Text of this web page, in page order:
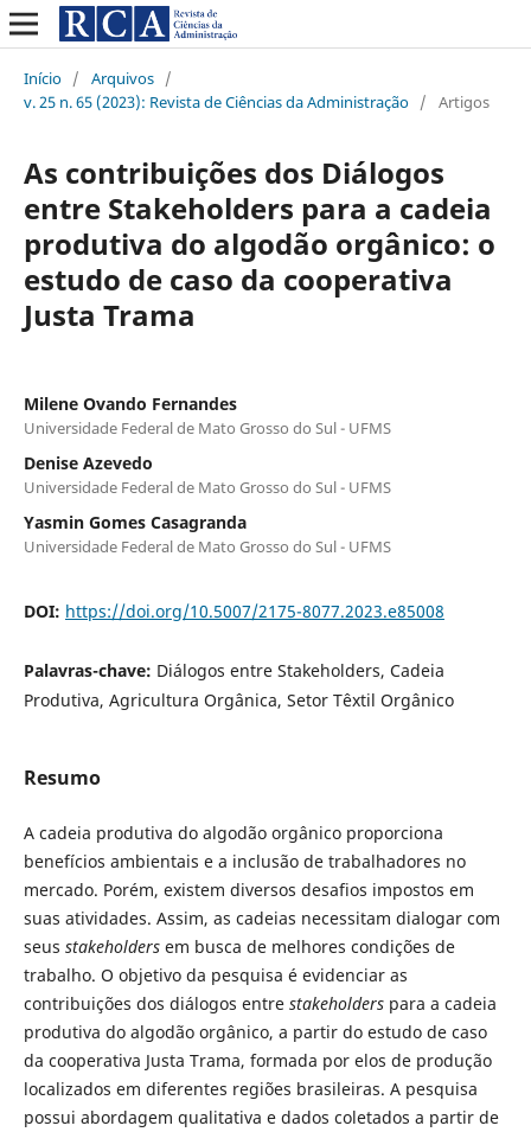
Início / Arquivos /
v. 25 n. 65 (2023): Revista de Ciências da Administração / Artigos
As contribuições dos Diálogos
entre Stakeholders para a cadeia
produtiva do algodão orgânico: o
estudo de caso da cooperativa
Justa Trama
Milene Ovando Fernandes
Universidade Federal de Mato Grosso do Sul - UFMS
Denise Azevedo
Universidade Federal de Mato Grosso do Sul - UFMS
Yasmin Gomes Casagranda
Universidade Federal de Mato Grosso do Sul - UFMS
DOI: https://doi.org/10.5007/2175-8077.2023.e85008
Palavras-chave: Diálogos entre Stakeholders, Cadeia
Produtiva, Agricultura Orgânica, Setor Têxtil Orgânico
Resumo
A cadeia produtiva do algodão orgânico proporciona
benefícios ambientais e a inclusão de trabalhadores no
mercado. Porém, existem diversos desafios impostos em
suas atividades. Assim, as cadeias necessitam dialogar com
seus stakeholdersem busca de melhores condições de
trabalho. O objetivo da pesquisa é evidenciar as
contribuições dos diálogos entre stakeholderspara a cadeia
produtiva do algodão orgânico, a partir do estudo de caso
da cooperativa Justa Trama, formada por elos de produção
localizados em diferentes regiões brasileiras. A pesquisa
possui abordagem qualitativa e dados coletados a partir de